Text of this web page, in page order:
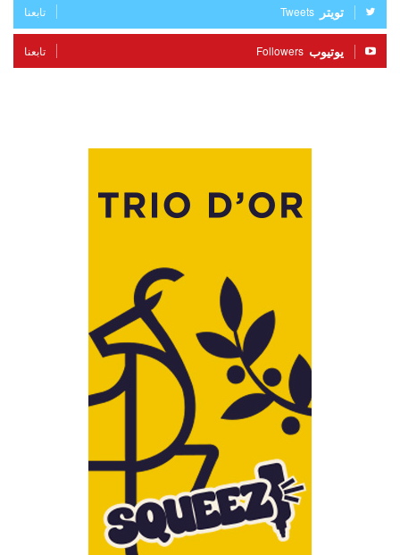
تويتر Tweets تابعنا
يوتيوب Followers تابعنا